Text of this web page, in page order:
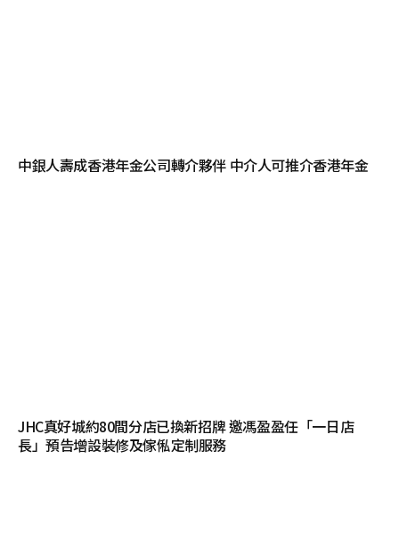
中銀人壽成香港年金公司轉介夥伴 中介人可推介香港年金
JHC真好城約80間分店已換新招牌 邀馮盈盈任「一日店
長」預告增設裝修及傢俬定制服務